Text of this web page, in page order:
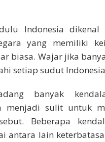
Indonesia dikenal
yang memiliki
biasa. Wajar jika
setiap sudut
banyak
menjadi sulit untuk
Beberapa
antara lain